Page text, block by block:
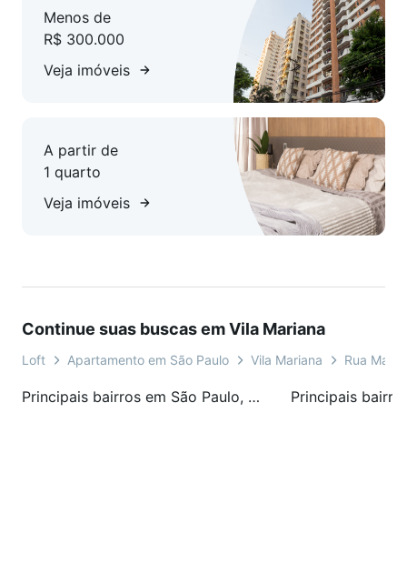
Menos de
R$ 300.000
Veja imóveis
A partir de
1 quarto
Veja imóveis
Continue suas buscas em Vila Mariana
Loft Apartamento em São Paulo Vila Mariana Rua
Principais bairros em São Paulo, SP